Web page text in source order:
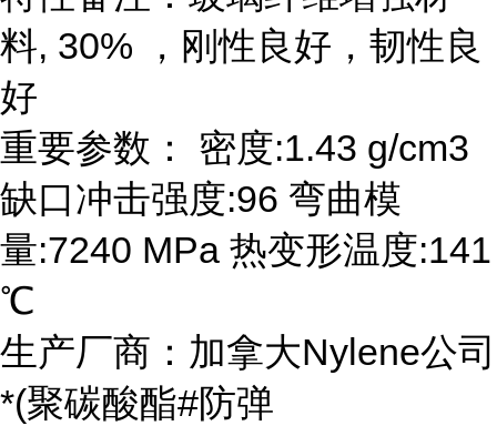
料, 30% ，刚性良好，韧性良
好
重要参数： 密度:1.43 g/cm3
缺口冲击强度:96 弯曲模
量:7240 MPa 热变形温度:141
℃
生产厂商：加拿大Nylene公司
*(聚碳酸酯#防弹